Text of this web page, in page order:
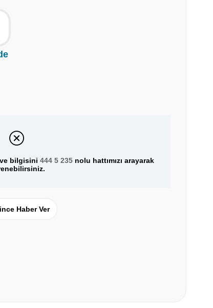
bilgisini 444 5 235nolu hattımızı arayarak
Haber Ver